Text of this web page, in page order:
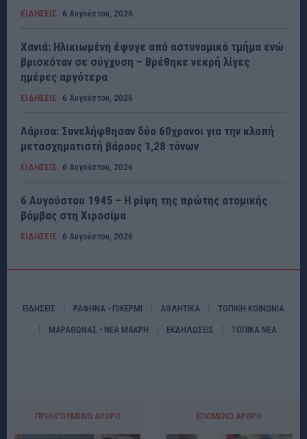
ΕΙΔΗΣΕΙΣ 6 Αυγούστου, 2026
Χανιά: Ηλικιωμένη έφυγε από αστυνομικό τμήμα ενώ
βρισκόταν σε σύγχυση – Βρέθηκε νεκρή λίγες
ημέρες αργότερα
ΕΙΔΗΣΕΙΣ 6 Αυγούστου, 2026
Λάρισα: Συνελήφθησαν δύο 60χρονοι για την κλοπή
μετασχηματιστή βάρους 1,28 τόνων
ΕΙΔΗΣΕΙΣ 6 Αυγούστου, 2026
6 Αυγούστου 1945 – Η ρίψη της πρώτης ατομικής
βόμβας στη Χιροσίμα
ΕΙΔΗΣΕΙΣ 6 Αυγούστου, 2026
ΕΙΔΗΣΕΙΣ ΡΑΦΗΝΑ - ΠΙΚΕΡΜΙ ΑΘΛΗΤΙΚΑ ΤΟΠΙΚΗ ΚΟΙΝΩΝΙΑ
ΜΑΡΑΘΩΝΑΣ - ΝΕΑ ΜΑΚΡΗ ΕΚΔΗΛΩΣΕΙΣ ΤΟΠΙΚΑ ΝΕΑ
ΠΡΟΗΓΟΎΜΕΝΟ ΆΡΘΡΟ ΕΠΌΜΕΝΟ ΆΡΘΡΟ